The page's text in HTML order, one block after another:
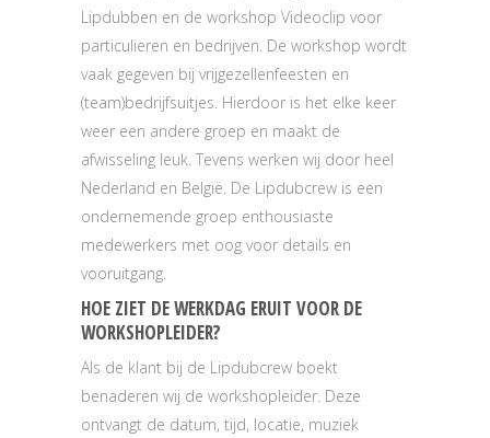
Lipdubben en de workshop Videoclip voor
particulieren en bedrijven. De workshop wordt
vaak gegeven bij vrijgezellenfeesten en
(team)bedrijfsuitjes. Hierdoor is het elke keer
weer een andere groep en maakt de
afwisseling leuk. Tevens werken wij door heel
Nederland en België. De Lipdubcrew is een
ondernemende groep enthousiaste
medewerkers met oog voor details en
vooruitgang.
HOE ZIET DE WERKDAG ERUIT VOOR DE
WORKSHOPLEIDER?
Als de klant bij de Lipdubcrew boekt
benaderen wij de workshopleider. Deze
ontvangt de datum, tijd, locatie, muziek